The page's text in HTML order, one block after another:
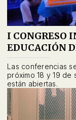
I CONGRESO
EDUCACIÓN
ASIA
Las conferencias
próximo 18 y 19 de
están abiertas.